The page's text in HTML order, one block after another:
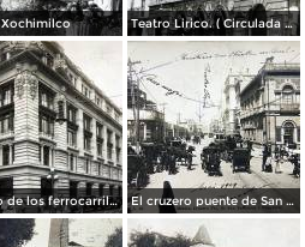
Xochimilco Teatro Lirico. ( Circulada el 1 de Agosto de 1926 ).
Edicicio de los ferrocarriles. El cruzero puente de San Francisco y Guardiola por el fotografo Felix Miret.